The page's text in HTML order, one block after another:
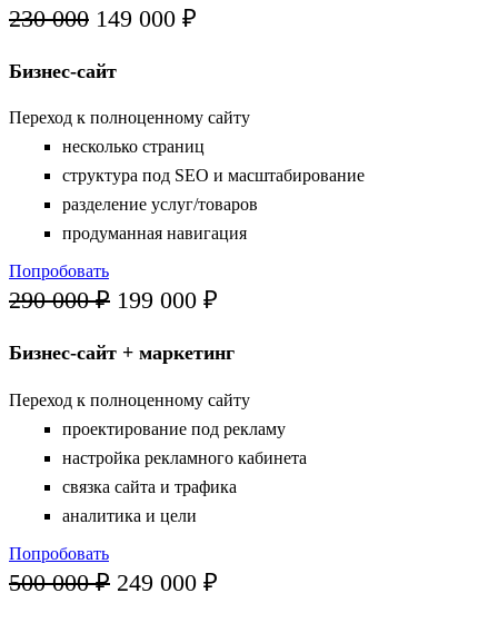
230 000 149 000 ₽
Бизнес-сайт
Переход к полноценному сайту
несколько страниц
структура под SEO и масштабирование
разделение услуг/товаров
продуманная навигация
Попробовать
290 000 ₽ 199 000 ₽
Бизнес-сайт + маркетинг
Переход к полноценному сайту
проектирование под рекламу
настройка рекламного кабинета
связка сайта и трафика
аналитика и цели
Попробовать
500 000 ₽ 249 000 ₽